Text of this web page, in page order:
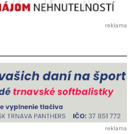
reklama
reklama